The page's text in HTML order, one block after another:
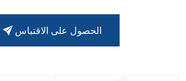
الحصول على الاقتباس